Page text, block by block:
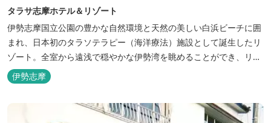
タラサ志摩ホテル＆リゾート
伊勢志摩国立公園の豊かな自然環境と天然の美しい白浜ビーチに囲
まれ、日本初のタラソテラピー（海洋療法）施設として誕生したリ
ゾート。全室から遠浅で穏やかな伊勢湾を眺めることができ、リラ
ックスした滞在をお楽しみいただけます。滞在中は、目の前の海か
らきれいな海水を引き込み、24時間以内に新鮮な状態で使用するタ
ラソテラピーや、季節の海の幸を楽しめるフレンチと日本料理が堪
伊勢志摩